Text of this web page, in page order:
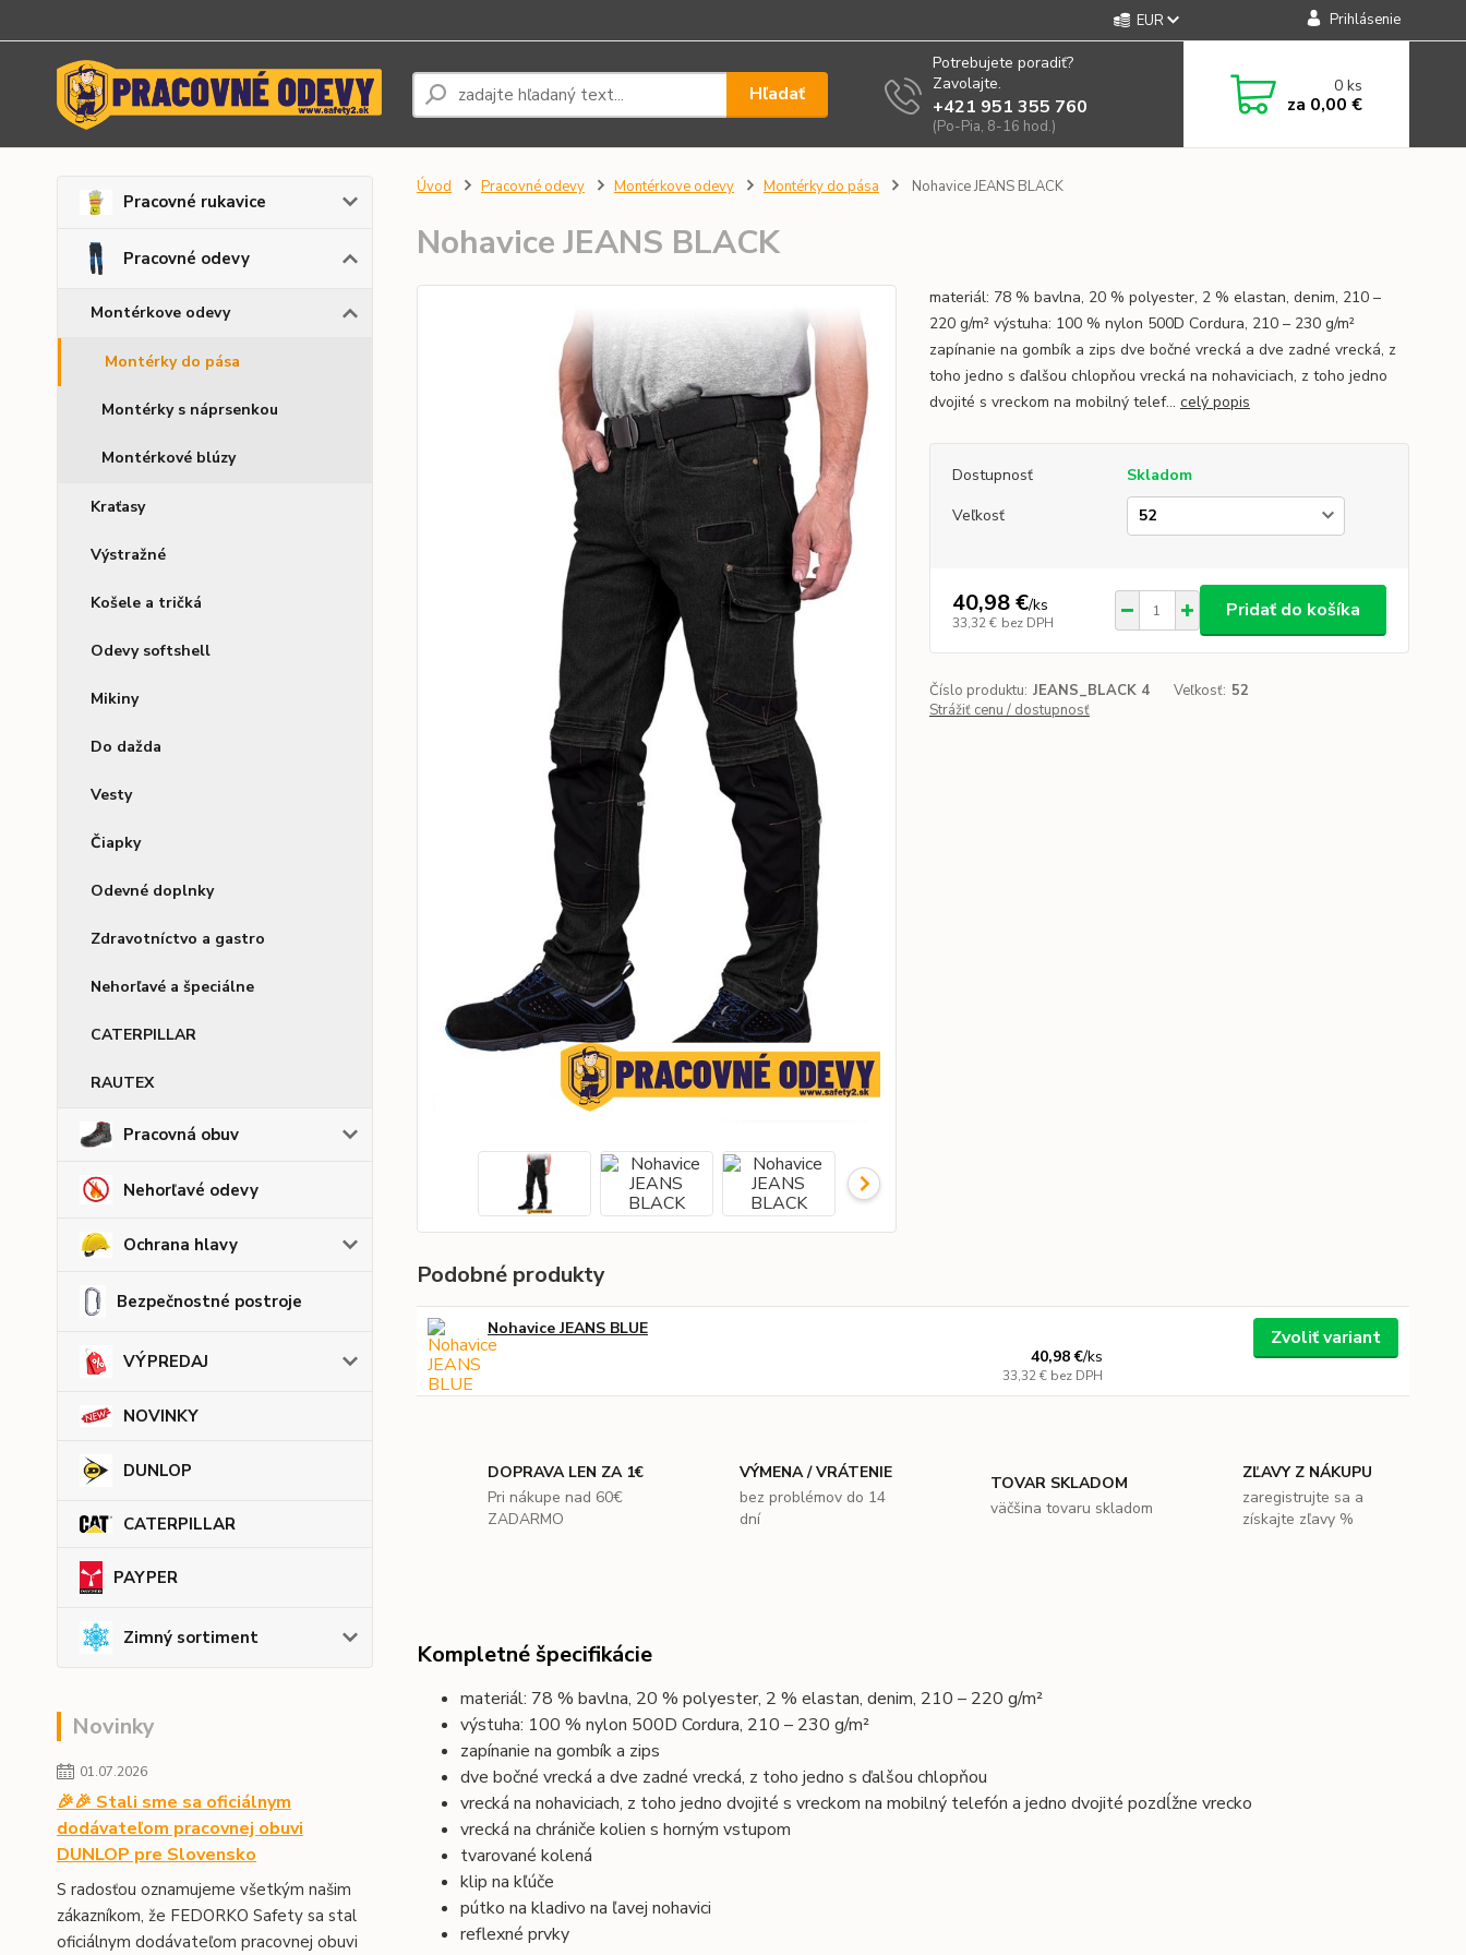
EUR Prihlásenie
Hľadať
Potrebujete poradiť?
Zavolajte.
+421 951 355 760
(Po-Pia, 8-16 hod.)
0ks
za 0,00 €
Pracovné rukavice
Pracovné odevy
Montérkove odevy
Montérky do pása
Montérky s náprsenkou
Montérkové blúzy
Kraťasy
Výstražné
Košele a tričká
Odevy softshell
Mikiny
Do dažda
Vesty
Čiapky
Odevné doplnky
Zdravotníctvo a gastro
Nehorľavé a špeciálne
CATERPILLAR
RAUTEX
Pracovná obuv
Nehorľavé odevy
Ochrana hlavy
Bezpečnostné postroje
VÝPREDAJ
NOVINKY
DUNLOP
CATERPILLAR
PAYPER
Zimný sortiment
Novinky
01.07.2026
🎉🎉 Stali sme sa oficiálnym
dodávateľom pracovnej obuvi
DUNLOP pre Slovensko
S radosťou oznamujeme všetkým našim
zákazníkom, že FEDORKO Safety sa stal
oficiálnym dodávateľom pracovnej obuvi
Úvod Pracovné odevy Montérkove odevy Montérky do pása Nohavice JEANS BLACK
Nohavice JEANS BLACK
materiál: 78 % bavlna, 20 % polyester, 2 % elastan, denim, 210 –
220 g/m² výstuha: 100 % nylon 500D Cordura, 210 – 230 g/m²
zapínanie na gombík a zips dve bočné vrecká a dve zadné vrecká, z
toho jedno s ďalšou chlopňou vrecká na nohaviciach, z toho jedno
dvojité s vreckom na mobilný telef... celý popis
Dostupnosť
Skladom
Veľkosť
40,98 €/ks
33,32 € bez DPH
Pridať do košíka
Číslo produktu: JEANS_BLACK 4 Veľkosť: 52
Strážiť cenu / dostupnosť
Podobné produkty
Nohavice JEANS BLUE
40,98 €/ks
33,32 € bez DPH
Zvoliť variant
DOPRAVA LEN ZA 1€
Pri nákupe nad 60€
ZADARMO
VÝMENA / VRÁTENIE
bez problémov do 14
dní
TOVAR SKLADOM
väčšina tovaru skladom
ZĽAVY Z NÁKUPU
zaregistrujte sa a
získajte zľavy %
Kompletné špecifikácie
materiál: 78 % bavlna, 20 % polyester, 2 % elastan, denim, 210 – 220 g/m²
výstuha: 100 % nylon 500D Cordura, 210 – 230 g/m²
zapínanie na gombík a zips
dve bočné vrecká a dve zadné vrecká, z toho jedno s ďalšou chlopňou
vrecká na nohaviciach, z toho jedno dvojité s vreckom na mobilný telefón a jedno dvojité pozdĺžne vrecko
vrecká na chrániče kolien s horným vstupom
tvarované kolená
klip na kľúče
pútko na kladivo na ľavej nohavici
reflexné prvky